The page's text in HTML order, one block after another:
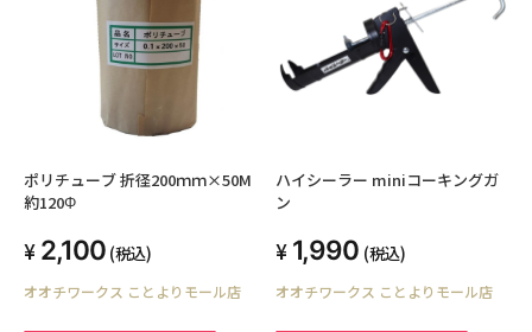
ポリチューブ 折径200ｍｍ×50M
約120Φ
2,100 (税込)
オオチワークス ことよりモール店
ハイシーラー miniコーキングガ
ン
1,990 (税込)
オオチワークス ことよりモール店